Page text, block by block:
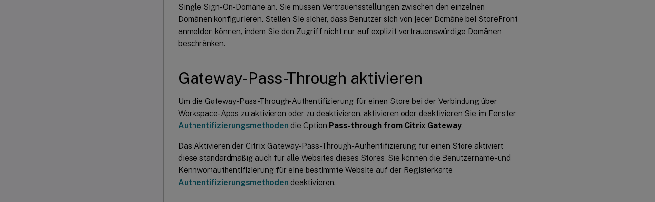
Single Sign-On-Domäne an. Sie müssen Vertrauensstellungen zwischen den einzelnen
Domänen konfigurieren. Stellen Sie sicher, dass Benutzer sich von jeder Domäne bei StoreFront
anmelden können, indem Sie den Zugriff nicht nur auf explizit vertrauenswürdige Domänen
beschränken.
Gateway-Pass-Through aktivieren
Um die Gateway-Pass-Through-Authentifizierung für einen Store bei der Verbindung über
Workspace-Apps zu aktivieren oder zu deaktivieren, aktivieren oder deaktivieren Sie im Fenster
Authentifizierungsmethoden die Option Pass-through from Citrix Gateway.
Das Aktivieren der Citrix Gateway-Pass-Through-Authentifizierung für einen Store aktiviert
diese standardmäßig auch für alle Websites dieses Stores. Sie können die Benutzername- und
Kennwortauthentifizierung für eine bestimmte Website auf der Registerkarte
Authentifizierungsmethoden deaktivieren.